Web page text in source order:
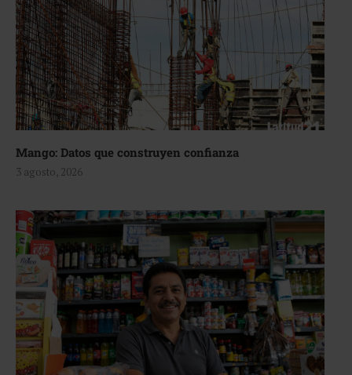
Mango: Datos que construyen confianza
3 agosto, 2026